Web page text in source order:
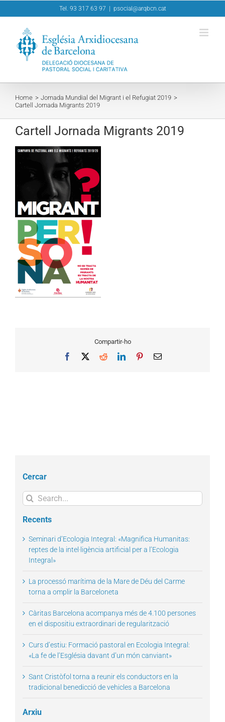
to
Tel. 93 317 63 97 psocial@arqbcn.cat
Home
Jornada Mundial del Migrant i el Refugiat 2019
Cartell Jornada Migrants 2019
Cartell Jornada Migrants 2019
Compartir-ho
Facebook RedditLinkedInPinterestEmail
Cercar
Search
for:
Recents
Seminari d’Ecologia Integral: «Magnifica Humanitas:
reptes de la intel·ligència artificial per a l’Ecologia
Integral»
La processó marítima de la Mare de Déu del Carme
torna a omplir la Barceloneta
Càritas Barcelona acompanya més de 4.100 persones
en el dispositiu extraordinari de regularització
Curs d’estiu: Formació pastoral en Ecologia Integral:
«La fe de l’Església davant d’un món canviant»
Sant Cristòfol torna a reunir els conductors en la
tradicional benedicció de vehicles a Barcelona
Arxiu